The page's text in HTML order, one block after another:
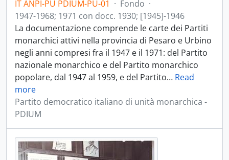
IT ANPI-PU PDIUM-PU-01 · Fondo ·
1947-1968; 1971 con docc. 1930; [1945]-1946
La documentazione comprende le carte dei Partiti
monarchici attivi nella provincia di Pesaro e Urbino
negli anni compresi fra il 1947 e il 1971: del Partito
nazionale monarchico e del Partito monarchico
popolare, dal 1947 al 1959, e del Partito… Read
more
Partito democratico italiano di unità monarchica -
PDIUM